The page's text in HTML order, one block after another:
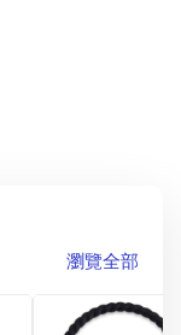
瀏覽全部